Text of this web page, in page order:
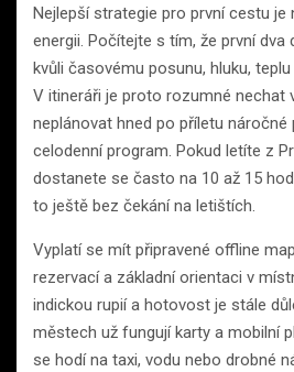
Nejlepší strategie pro první cestu je
energii. Počítejte s tím, že první dva
kvůli časovému posunu, hluku,
V itineráři je proto rozumné nechat
neplánovat hned po příletu náročné
celodenní program. Pokud letíte z
dostanete se často na 10 až 15
to ještě bez čekání na letištích.
Vyplatí se mít připravené offline
rezervací a základní orientaci v
indickou rupií a hotovost je stále
městech už fungují karty a mobilní
se hodí na taxi, vodu nebo drobné